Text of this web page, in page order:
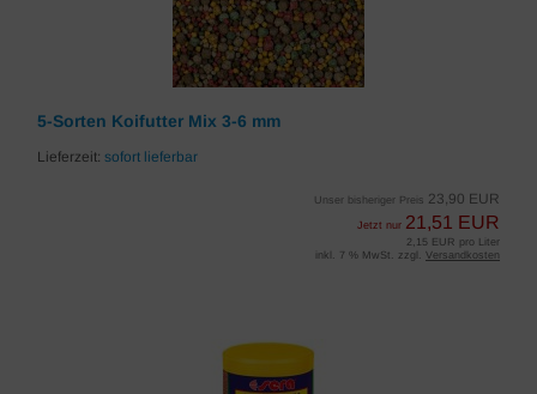
5-Sorten Koifutter Mix 3-6 mm
Lieferzeit: sofort lieferbar
Unser bisheriger Preis 23,90 EUR
Jetzt nur 21,51 EUR
2,15 EUR pro Liter
inkl. 7 % MwSt. zzgl. Versandkosten